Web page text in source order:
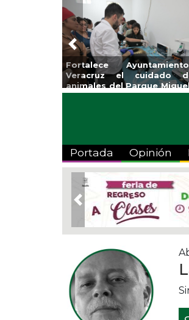
Fortalece
Veracruz el cuidado
animales del Parque
Previous
Portada Opinión
Previous